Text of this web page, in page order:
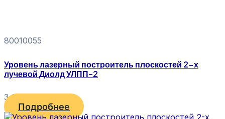
80010055
Уровень лазерный построитель плоскостей 2-х
лучевой Диолд УЛПП-2
3 690
Подробнее